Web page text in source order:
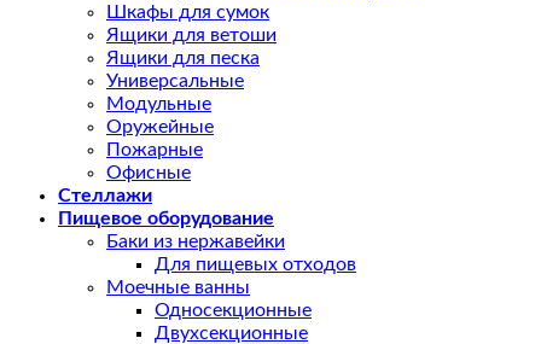
Шкафы для сумок
Ящики для ветоши
Ящики для песка
Универсальные
Модульные
Оружейные
Пожарные
Офисные
Стеллажи
Пищевое оборудование
Баки из нержавейки
Для пищевых отходов
Моечные ванны
Односекционные
Двухсекционные